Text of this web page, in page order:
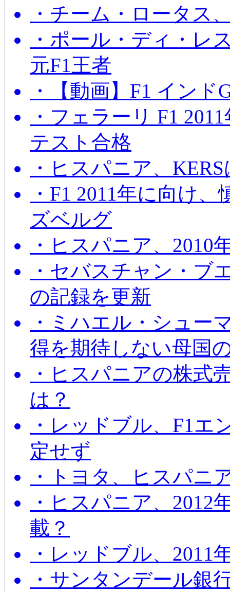
・チーム・ロータス
・ポール・ディ・レ
元F1王者
・【動画】F1 イン
・フェラーリ F1
テスト合格
・ヒスパニア、
・F1 2011年に向け
ズベルグ
・ヒスパニア、2010
・セバスチャン・ブ
の記録を更新
・ミハエル・シュー
得を期待しない母国
・ヒスパニアの株式
は？
・レッドブル、F1エ
定せず
・トヨタ、ヒスパニ
・ヒスパニア、2012
載？
・レッドブル、2011
・サンタンデール銀